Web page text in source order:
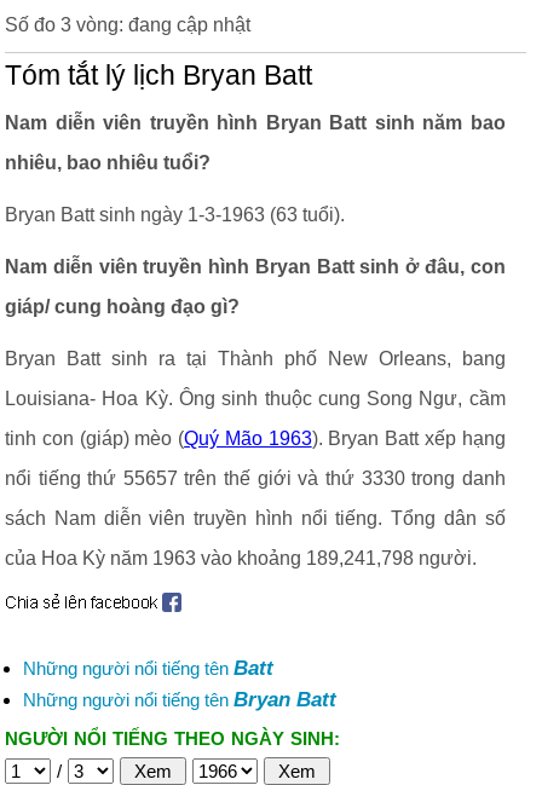
Số đo 3 vòng: đang cập nhật
Tóm tắt lý lịch Bryan Batt
Nam diễn viên truyền hình Bryan Batt sinh năm bao
nhiêu, bao nhiêu tuổi?
Bryan Batt sinh ngày 1-3-1963 (63 tuổi).
Nam diễn viên truyền hình Bryan Batt sinh ở đâu, con
giáp/ cung hoàng đạo gì?
Bryan Batt sinh ra tại Thành phố New Orleans, bang
Louisiana- Hoa Kỳ. Ông sinh thuộc cung Song Ngư, cầm
tinh con (giáp) mèo (Quý Mão 1963). Bryan Batt xếp hạng
nổi tiếng thứ 55657 trên thế giới và thứ 3330 trong danh
sách Nam diễn viên truyền hình nổi tiếng. Tổng dân số
của Hoa Kỳ năm 1963 vào khoảng 189,241,798 người.
Những người nổi tiếng tên Batt
Những người nổi tiếng tên Bryan Batt
NGƯỜI NỔI TIẾNG THEO NGÀY SINH:
/